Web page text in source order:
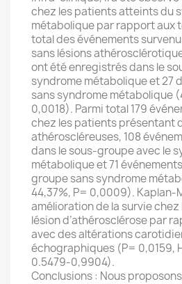
chez les patients atteints du
métabolique par rapport aux
total des événements
sans lésions
ont été enregistrés dans le
syndrome métabolique et 27
sans syndrome métabolique
0,0018). Parmi total 179
chez les patients présentant
athéroscléreuses, 108
dans le sous-groupe avec le
métabolique et 71
groupe sans syndrome
44,37%, P= 0,0009). Kaplan-
amélioration de la survie
lésion d’athérosclérose par
avec des altérations
échographiques (P= 0,0159,
0.5479-0,9904).
Conclusions : Nous